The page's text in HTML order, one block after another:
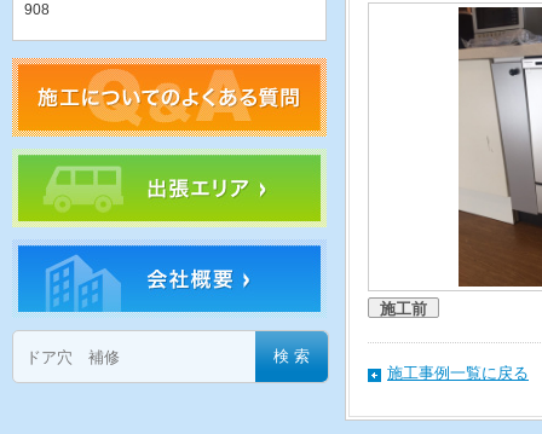
908
施工前
施工事例一覧に戻る